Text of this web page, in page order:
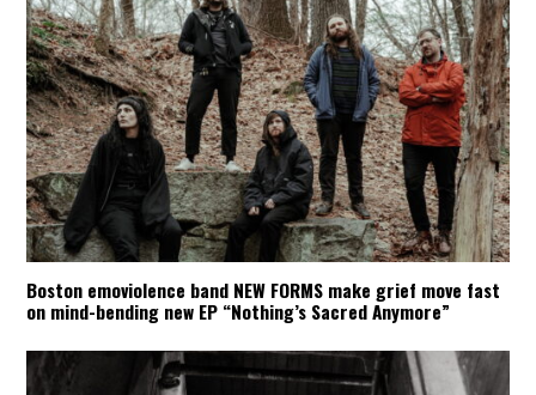
Boston emoviolence band NEW FORMS make grief move fast
on mind-bending new EP “Nothing’s Sacred Anymore”